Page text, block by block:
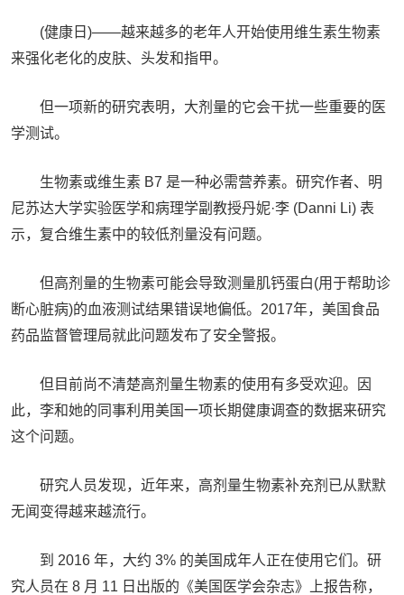
(健康日)——越来越多的老年人开始使用维生素生物素
来强化老化的皮肤、头发和指甲。
但一项新的研究表明，大剂量的它会干扰一些重要的医
学测试。
生物素或维生素 B7 是一种必需营养素。研究作者、明
尼苏达大学实验医学和病理学副教授丹妮·李 (Danni Li) 表
示，复合维生素中的较低剂量没有问题。
但高剂量的生物素可能会导致测量肌钙蛋白(用于帮助诊
断心脏病)的血液测试结果错误地偏低。2017年，美国食品
药品监督管理局就此问题发布了安全警报。
但目前尚不清楚高剂量生物素的使用有多受欢迎。因
此，李和她的同事利用美国一项长期健康调查的数据来研究
这个问题。
研究人员发现，近年来，高剂量生物素补充剂已从默默
无闻变得越来越流行。
到 2016 年，大约 3% 的美国成年人正在使用它们。研
究人员在 8 月 11 日出版的《美国医学会杂志》上报告称，